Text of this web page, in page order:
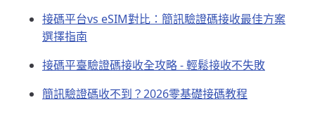
接碼平台vs eSIM對比：簡訊驗證碼接收最佳方案
選擇指南
接碼平臺驗證碼接收全攻略 - 輕鬆接收不失敗
簡訊驗證碼收不到？2026零基礎接碼教程